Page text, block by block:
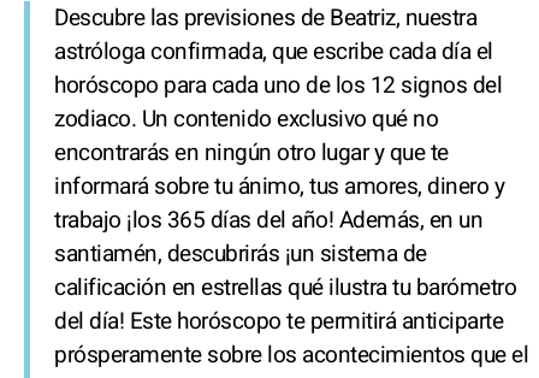
Descubre las previsiones de Beatriz, nuestra
astróloga confirmada, que escribe cada día el
horóscopo para cada uno de los 12 signos del
zodiaco. Un contenido exclusivo qué no
encontrarás en ningún otro lugar y que te
informará sobre tu ánimo, tus amores, dinero y
trabajo ¡los 365 días del año! Además, en un
santiamén, descubrirás ¡un sistema de
calificación en estrellas qué ilustra tu barómetro
del día! Este horóscopo te permitirá anticiparte
prósperamente sobre los acontecimientos que el